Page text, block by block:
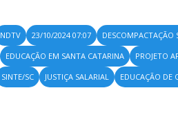
NDTV 23/10/2024 07:07 DESCOMPACTAÇÃO
EDUCAÇÃO EM SANTA CATARINA PROJETO
SINTE/SC JUSTIÇA SALARIAL EDUCAÇÃO DE